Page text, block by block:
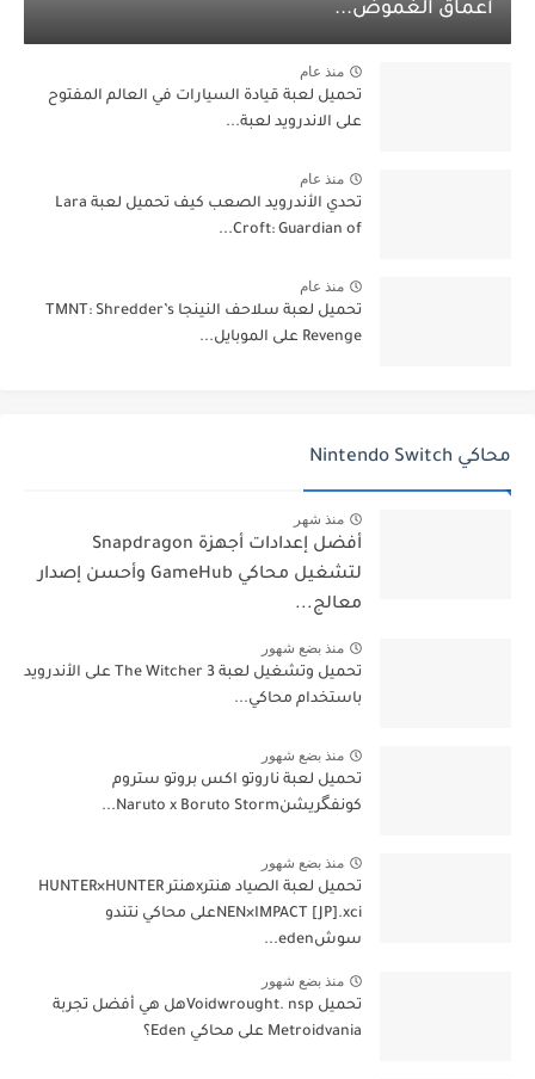
أعماق الغموض...
منذ عام
تحميل لعبة قيادة السيارات في العالم المفتوح
على الاندرويد لعبة...
منذ عام
تحدي الأندرويد الصعب كيف تحميل لعبة Lara
Croft: Guardian of...
منذ عام
تحميل لعبة سلاحف النينجا TMNT: Shredder’s
Revenge على الموبايل...
محاكي Nintendo Switch
منذ شهر
أفضل إعدادات أجهزة Snapdragon
لتشغيل محاكي GameHub وأحسن إصدار
معالج...
منذ بضع شهور
تحميل وتشغيل لعبة The Witcher 3 على الأندرويد
باستخدام محاكي...
منذ بضع شهور
تحميل لعبة ناروتو اكس بروتو ستروم
كونفگريشنNaruto x Boruto Storm...
منذ بضع شهور
تحميل لعبة الصياد هنترxهنتر HUNTER×HUNTER
NEN×IMPACT [JP].xciعلى محاكي نتندو
سوشeden...
منذ بضع شهور
تحميل Voidwrought. nspهل هي أفضل تجربة
Metroidvania على محاكي Eden؟